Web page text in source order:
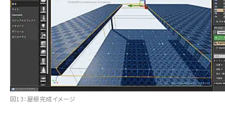
図13：屋根完成イメージ